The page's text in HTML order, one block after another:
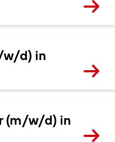
w/d) in
(m/w/d) in